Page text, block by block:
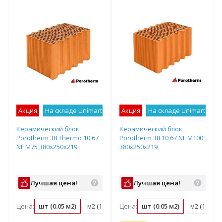
Акция На складе Unimart Лучшее предложение
Керамический блок
Porotherm 38 Thermo 10,67
NF М75 380х250х219
Лучшая цена!
Цена: шт (0.05 м2) м2 (18.3 шт) м3 (48.1 шт) поддон (60
Акция На складе Unimart
Керамический блок
Porotherm 38 10,67 NF М100
380х250х219
Лучшая цена!
Цена: шт (0.05 м2) м2 (18.3